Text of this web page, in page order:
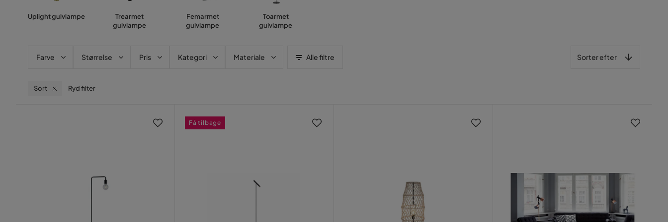
Uplight gulvlampe
Trearmet
gulvlampe
Femarmet
gulvlampe
Toarmet
gulvlampe
Farve Størrelse Pris Kategori Materiale Alle filtre Sorter efter
Sort Ryd filter
Få tilbage